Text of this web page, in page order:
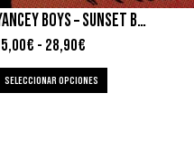
YANCEY BOYS – SUNSET BLVD
€ - 28,90€
SELECCIONAR OPCIONES